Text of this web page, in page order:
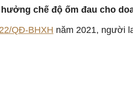
chế độ ốm đau cho
QĐ-BHXH năm 2021, người